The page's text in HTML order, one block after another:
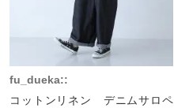
fu_dueka::
コットンリネン デニムサロペ